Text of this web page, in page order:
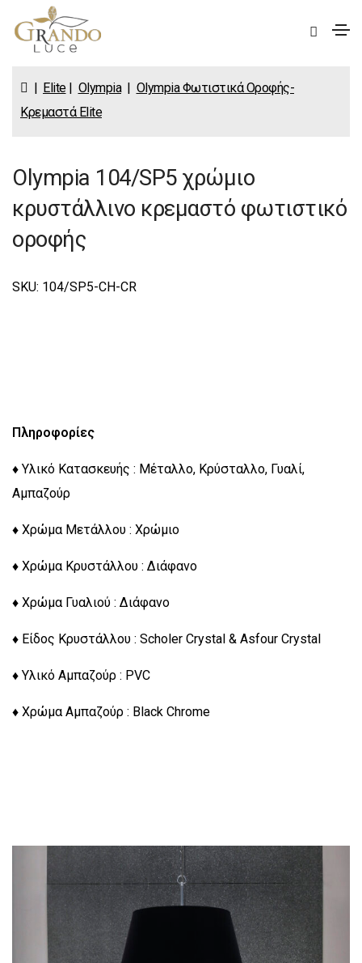
| Elite| Olympia| Olympia Φωτιστικά Οροφής-
Κρεμαστά Elite
Olympia 104/SP5 χρώμιο
κρυστάλλινο κρεμαστό φωτιστικό
οροφής
SKU: 104/SP5-CH-CR
Πληροφορίες
♦ Υλικό Κατασκευής : Μέταλλο, Κρύσταλλο, Γυαλί,
Αμπαζούρ
♦ Χρώμα Μετάλλου : Χρώμιο
♦ Χρώμα Κρυστάλλου : Διάφανο
♦ Χρώμα Γυαλιού : Διάφανο
♦ Είδος Κρυστάλλου : Scholer Crystal & Asfour Crystal
♦ Υλικό Αμπαζούρ : PVC
♦ Χρώμα Αμπαζούρ : Black Chrome